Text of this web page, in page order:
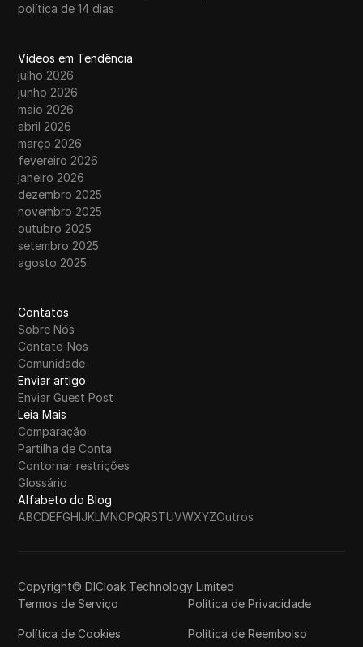
política de 14 dias
Vídeos em Tendência
julho 2026
junho 2026
maio 2026
abril 2026
março 2026
fevereiro 2026
janeiro 2026
dezembro 2025
novembro 2025
outubro 2025
setembro 2025
agosto 2025
Contatos
Sobre Nós
Contate-Nos
Comunidade
Enviar artigo
Enviar Guest Post
Leia Mais
Comparação
Partilha de Conta
Contornar restrições
Glossário
Alfabeto do Blog
ABCDEFGHIJKLMNOPQRSTUVWXYZOutros
Copyright© DICloak Technology Limited
Termos de Serviço
Política de Privacidade
Política de Cookies Política de Reembolso